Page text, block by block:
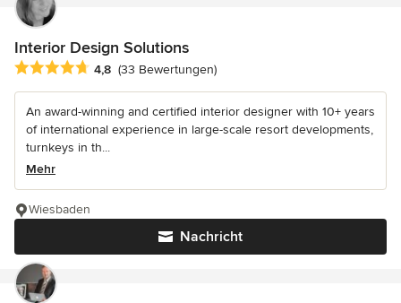
Interior Design Solutions
Durchschnittliche Bewertung: 4.8 von 5 Sternen
4,8 (33 Bewertungen)
An award-winning and certified interior designer with 10+ years
of international experience in large-scale resort developments,
turnkeys in th...
Mehr
Nachricht
Wiesbaden